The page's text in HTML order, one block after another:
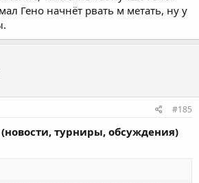
Гено начнёт рвать м метать, ну у
#185
турниры, обсуждения)